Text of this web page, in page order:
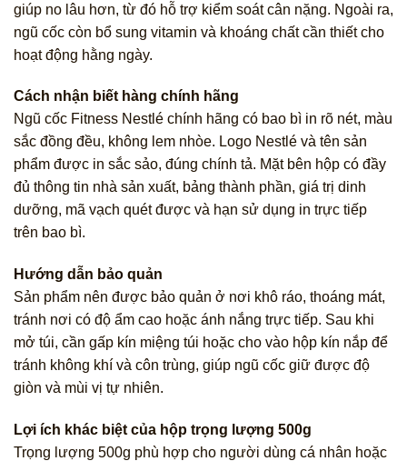
giúp no lâu hơn, từ đó hỗ trợ kiểm soát cân nặng. Ngoài ra,
ngũ cốc còn bổ sung vitamin và khoáng chất cần thiết cho
hoạt động hằng ngày.
Cách nhận biết hàng chính hãng
Ngũ cốc Fitness Nestlé chính hãng có bao bì in rõ nét, màu
sắc đồng đều, không lem nhòe. Logo Nestlé và tên sản
phẩm được in sắc sảo, đúng chính tả. Mặt bên hộp có đầy
đủ thông tin nhà sản xuất, bảng thành phần, giá trị dinh
dưỡng, mã vạch quét được và hạn sử dụng in trực tiếp
trên bao bì.
Hướng dẫn bảo quản
Sản phẩm nên được bảo quản ở nơi khô ráo, thoáng mát,
tránh nơi có độ ẩm cao hoặc ánh nắng trực tiếp. Sau khi
mở túi, cần gấp kín miệng túi hoặc cho vào hộp kín nắp để
tránh không khí và côn trùng, giúp ngũ cốc giữ được độ
giòn và mùi vị tự nhiên.
Lợi ích khác biệt của hộp trọng lượng 500g
Trọng lượng 500g phù hợp cho người dùng cá nhân hoặc